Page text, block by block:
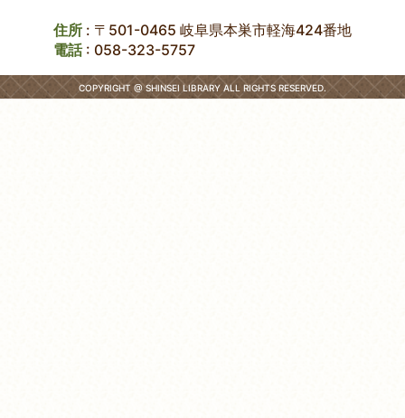
住所 : 〒501-0465 岐阜県本巣市軽海424番地
電話: 058-323-5757
COPYRIGHT @ SHINSEI LIBRARY ALL RIGHTS RESERVED.